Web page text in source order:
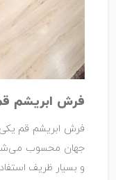
فرش ابریشم
فرش ابریشم قم
جهان محسوب می‌شود
و بسیار ظریف